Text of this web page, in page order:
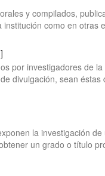
y compilados,
como en otras
por investigadores de
divulgación, sean
la investigación
un grado o título